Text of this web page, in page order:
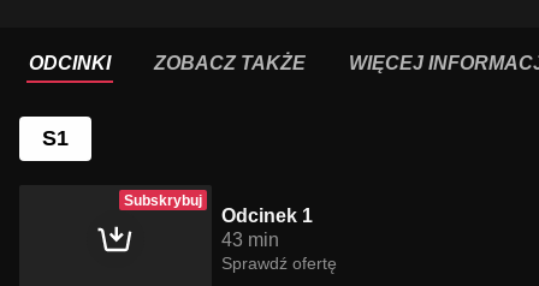
ODCINKI ZOBACZ TAKŻE WIĘCEJ
S1
Subskrybuj
Odcinek 1
43 min
Sprawdź ofertę